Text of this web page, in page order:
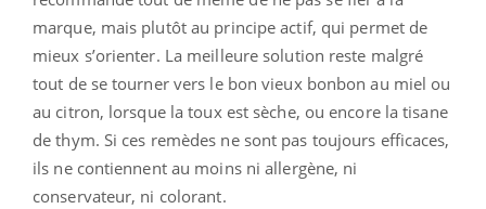
marque, mais plutôt au principe actif, qui permet de
mieux s’orienter. La meilleure solution reste malgré
tout de se tourner vers le bon vieux bonbon au miel ou
au citron, lorsque la toux est sèche, ou encore la tisane
de thym. Si ces remèdes ne sont pas toujours efficaces,
ils ne contiennent au moins ni allergène, ni
conservateur, ni colorant.